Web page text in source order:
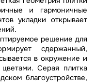
и гармоничные
укладки открывает
решение для
сдержанный,
в окружение и
Серая плитка
благоустройстве,